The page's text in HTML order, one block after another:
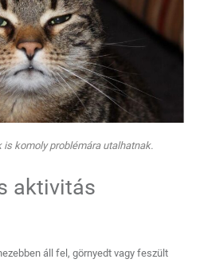
komoly problémára utalhatnak.
aktivitás
áll fel, görnyedt vagy feszült